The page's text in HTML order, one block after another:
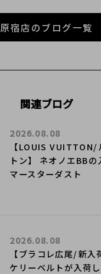
原宿店のブログ一覧
関連ブログ
【LOUIS VUITTON/
トン】 ネオノエBBの
マースターダスト
2026.08.08
【ブラコレ広尾/新入
ケリーベルトが入荷
2026.08.08